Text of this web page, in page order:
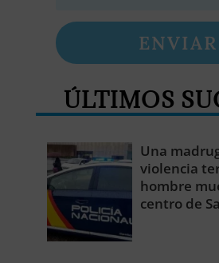
ENVIAR
ÚLTIMOS
Una
violencia
hombre
centro de